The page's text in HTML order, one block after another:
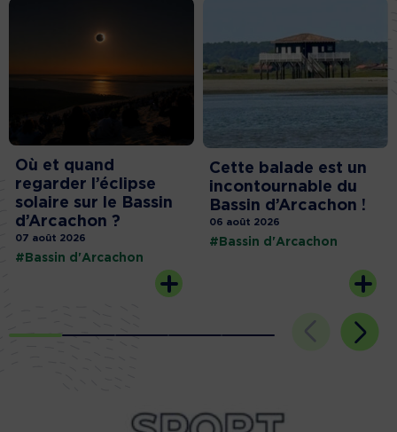
Où et quand
regarder l’éclipse
solaire sur le Bassin
d’Arcachon ?
07 août 2026
#Bassin d'Arcachon
Cette balade est un
incontournable du
Bassin d’Arcachon !
06 août 2026
#Bassin d'Arcachon